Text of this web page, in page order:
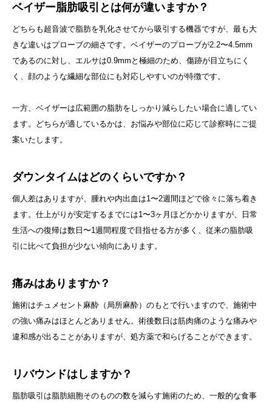
ベイザー脂肪吸引とは何が違いますか？
どちらも超音波で脂肪を乳化させてから吸引する機器ですが、最も大
きな違いはプローブの細さです。ベイザーのプローブが2.2〜4.5mm
であるのに対し、エルサは0.9mmと極細のため、傷跡が目立ちにく
く、顔のような繊細な部位にも対応しやすいのが特徴です。
一方、ベイザーは広範囲の脂肪をしっかり減らしたい場合に適してい
ます。どちらが適しているかは、お悩みや部位に応じて診察時にご提
案いたします。
ダウンタイムはどのくらいですか？
個人差はありますが、腫れや内出血は1〜2週間ほどで徐々に落ち着き
ます。仕上がりが安定するまでには1〜3ヶ月ほどかかりますが、日常
生活への復帰は数日〜1週間程度で目指せる方が多く、従来の脂肪吸
引に比べて負担が少ない傾向にあります。
痛みはありますか？
施術はチュメセント麻酔（局所麻酔）のもとで行いますので、施術中
の強い痛みはほとんどありません。術後数日は筋肉痛のような痛みや
違和感が出ることがありますが、処方薬で和らげることができます。
リバウンドはしますか？
脂肪吸引は脂肪細胞そのものの数を減らす施術のため、一般的な食事